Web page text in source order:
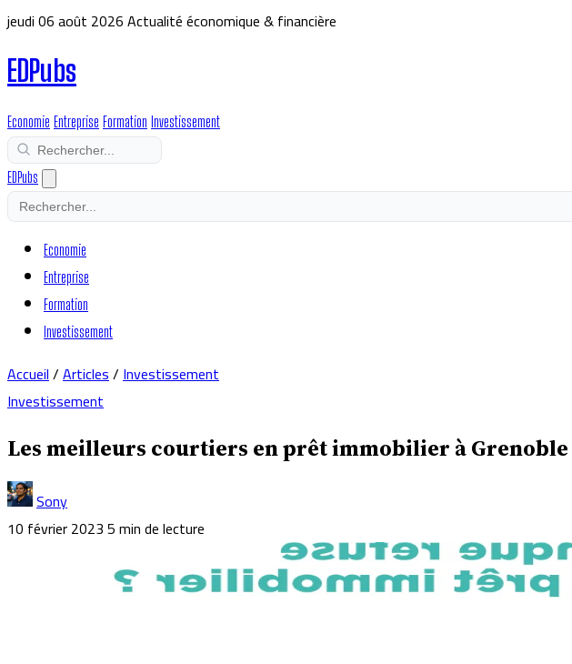
jeudi 06 août 2026Actualité économique & financière
EDPubs
Economie Entreprise Formation Investissement
EDPubs
Economie
Entreprise
Formation
Investissement
Accueil/Articles/Investissement
Investissement
Les meilleurs courtiers en prêt immobilier à Grenoble
Sony
10 février 20235 min de lecture